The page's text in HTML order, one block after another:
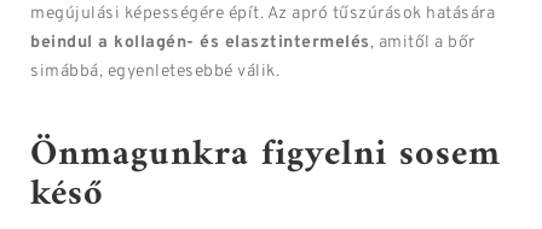
megújulási képességére épít. Az apró tűszúrások hatására
beindul a kollagén- és elasztintermelés, amitől a bőr
simábbá, egyenletesebbé válik.
Önmagunkra figyelni sosem
késő